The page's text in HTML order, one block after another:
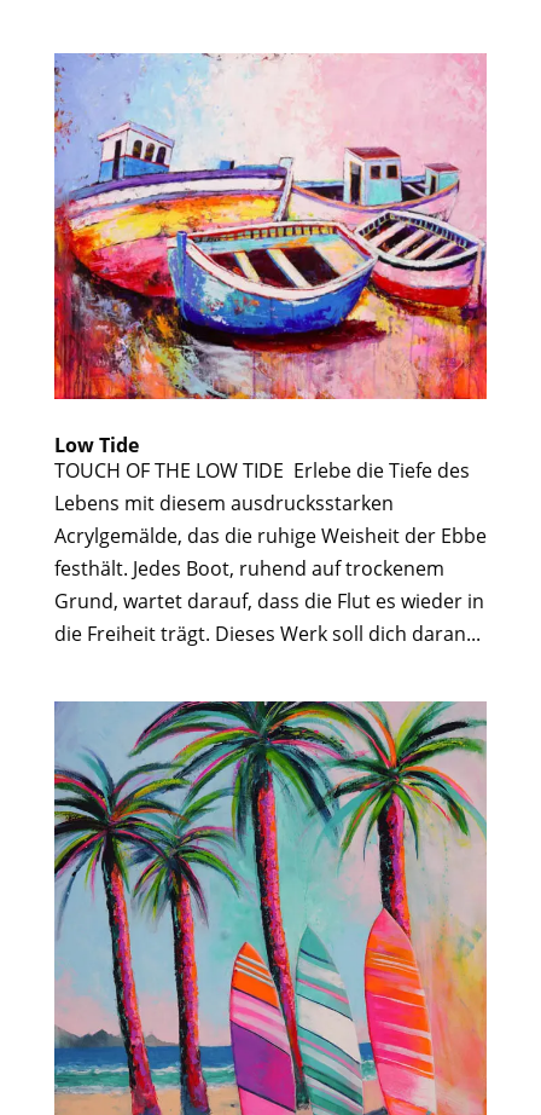
Low Tide
TOUCH OF THE LOW TIDE Erlebe die Tiefe des
Lebens mit diesem ausdrucksstarken
Acrylgemälde, das die ruhige Weisheit der Ebbe
festhält. Jedes Boot, ruhend auf trockenem
Grund, wartet darauf, dass die Flut es wieder in
die Freiheit trägt. Dieses Werk soll dich daran...